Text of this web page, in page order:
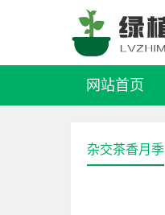
网站首页
杂交茶香月季